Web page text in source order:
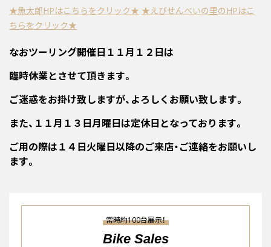
★魚太郎HPはこちらをクリック★ ★えびせんべいの里のHPはこ
ちらをクリック★
なおツーリング開催日１１月１２日は
臨時休業とさせて頂きます。
ご迷惑をお掛け致しますが、よろしくお願い致します。
また、１１月１３日月曜日は定休日となっております。
ご用の際は１４日火曜日以降のご来店・ご連絡をお願いし
ます。
常時約100台展示！
Bike Sales